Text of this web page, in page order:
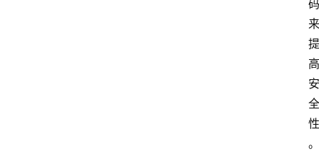
码
来
提
高
安
全
性
。